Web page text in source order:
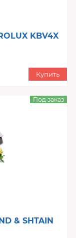
KBV4X
Купить
& SHTAIN
Под заказ